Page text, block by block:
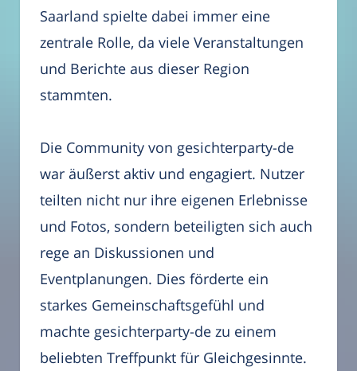
Saarland spielte dabei immer eine
zentrale Rolle, da viele Veranstaltungen
und Berichte aus dieser Region
stammten.
Die Community von gesichterparty-de
war äußerst aktiv und engagiert. Nutzer
teilten nicht nur ihre eigenen Erlebnisse
und Fotos, sondern beteiligten sich auch
rege an Diskussionen und
Eventplanungen. Dies förderte ein
starkes Gemeinschaftsgefühl und
machte gesichterparty-de zu einem
beliebten Treffpunkt für Gleichgesinnte.